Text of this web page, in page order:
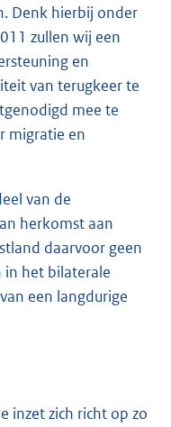
Denk hierbij onder
zullen wij een
en
van terugkeer te
mee te
migratie en
van de
herkomst aan
daarvoor geen
in het bilaterale
een langdurige
inzet zich richt op zo